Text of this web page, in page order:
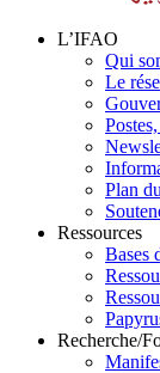
L’IFAO
Qui
Le
Plan
Ressources
Bases
Recherche/